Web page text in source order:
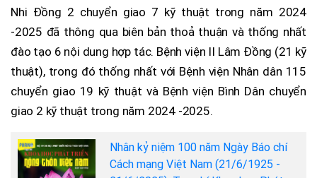
Nhi Đồng 2 chuyển giao 7 kỹ thuật trong năm 2024
-2025 đã thông qua biên bản thoả thuận và thống nhất
đào tạo 6 nội dung hợp tác. Bệnh viện II Lâm Đồng (21 kỹ
thuật), trong đó thống nhất với Bệnh viện Nhân dân 115
chuyển giao 19 kỹ thuật và Bệnh viện Bình Dân chuyển
giao 2 kỹ thuật trong năm 2024 -2025.
Nhân kỷ niệm 100 năm Ngày Báo chí
Cách mạng Việt Nam (21/6/1925 -